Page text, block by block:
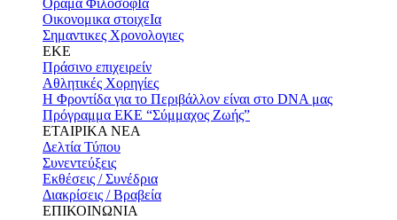
Οραμα ΦιλοσοφΙα
Οικονομικα στοιχεΙα
Σημαντικες Χρονολογιες
ΕΚΕ
Πράσινο επιχειρείν
Αθλητικές Χορηγίες
Η Φροντίδα για το Περιβάλλον είναι στο DNA μας
Πρόγραμμα ΕΚΕ “Σύμμαχος Ζωής”
ΕΤΑΙΡΙΚΑ ΝΕΑ
Δελτία Τύπου
Συνεντεύξεις
Εκθέσεις / Συνέδρια
Διακρίσεις / Βραβεία
ΕΠΙΚΟΙΝΩΝΙΑ